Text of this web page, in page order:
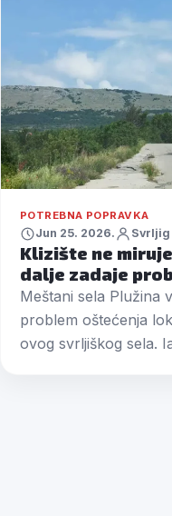
POTREBNA POPRAVKA
Jun 25. 2026. Svrljig
Klizište ne
dalje zadaje
Meštani sela Plužina
problem oštećenja
ovog svrljiškog sela.